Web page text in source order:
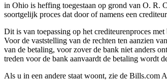
in Ohio is heffing toegestaan op grond van O. R.
soortgelijk proces dat door of namens een
Dit is van toepassing op het crediteurenproces
Voor de vaststelling van de rechten ten aanzien
van de betaling, voor zover de bank niet anders
treden voor de bank aanvaardt de betaling wordt
Als u in een andere staat woont, zie de Bills.com